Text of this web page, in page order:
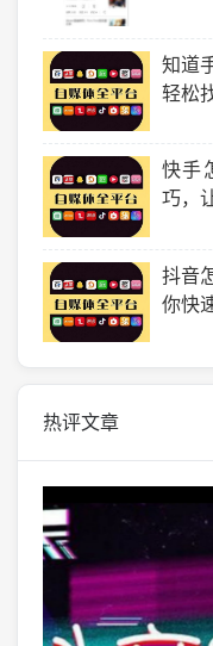
知道
轻松
快手
巧，
抖音
你快
热评文章